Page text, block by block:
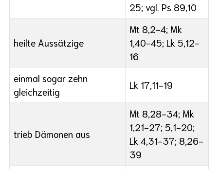
25; vgl. Ps 89,10
heilte Aussätzige
Mt 8,2-4; Mk
1,40-45; Lk 5,12-
16
einmal sogar zehn
gleichzeitig
Lk 17,11-19
trieb Dämonen aus
Mt 8,28-34; Mk
1,21-27; 5,1-20;
Lk 4,31-37; 8,26-
39